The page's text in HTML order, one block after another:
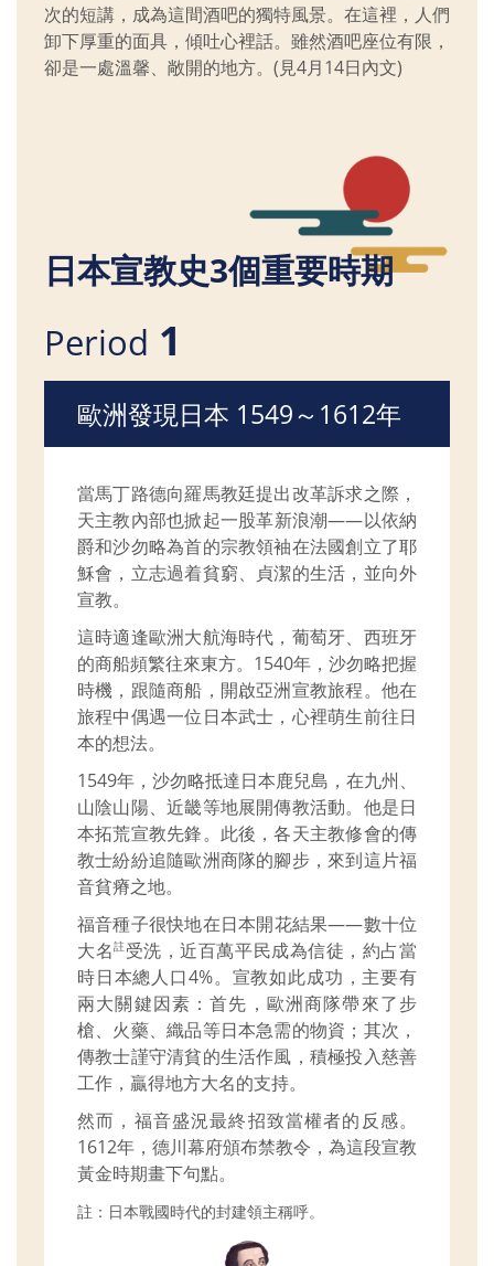
次的短講，成為這間酒吧的獨特風景。在這裡，人們
卸下厚重的面具，傾吐心裡話。雖然酒吧座位有限，
卻是一處溫馨、敞開的地方。(見4月14日內文)
日本宣教史3個重要時期
Period 1
歐洲發現日本 1549～1612年
當馬丁路德向羅馬教廷提出改革訴求之際，
天主教內部也掀起一股革新浪潮——以依納
爵和沙勿略為首的宗教領袖在法國創立了耶
穌會，立志過着貧窮、貞潔的生活，並向外
宣教。
這時適逢歐洲大航海時代，葡萄牙、西班牙
的商船頻繁往來東方。1540年，沙勿略把握
時機，跟隨商船，開啟亞洲宣教旅程。他在
旅程中偶遇一位日本武士，心裡萌生前往日
本的想法。
1549年，沙勿略抵達日本鹿兒島，在九州、
山陰山陽、近畿等地展開傳教活動。他是日
本拓荒宣教先鋒。此後，各天主教修會的傳
教士紛紛追隨歐洲商隊的腳步，來到這片福
音貧瘠之地。
福音種子很快地在日本開花結果——數十位
大名註 受洗，近百萬平民成為信徒，約占當
時日本總人口4%。宣教如此成功，主要有
兩大關鍵因素：首先，歐洲商隊帶來了步
槍、火藥、織品等日本急需的物資；其次，
傳教士謹守清貧的生活作風，積極投入慈善
工作，贏得地方大名的支持。
然而，福音盛況最終招致當權者的反感。
1612年，德川幕府頒布禁教令，為這段宣教
黃金時期畫下句點。
註：日本戰國時代的封建領主稱呼。